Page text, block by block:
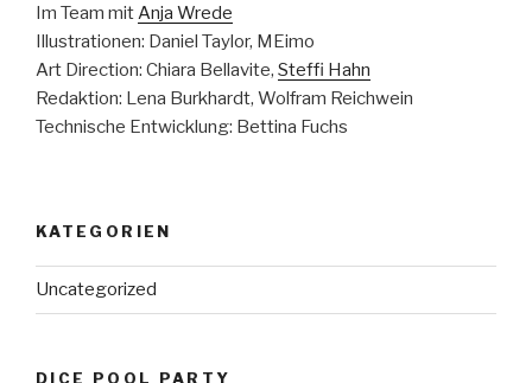
Im Team mitAnja Wrede
Illustrationen: Daniel Taylor, MEimo
Art Direction: Chiara Bellavite, Steffi Hahn
Redaktion: Lena Burkhardt, Wolfram Reichwein
Technische Entwicklung: Bettina Fuchs
KATEGORIEN
Uncategorized
DICE POOL PARTY